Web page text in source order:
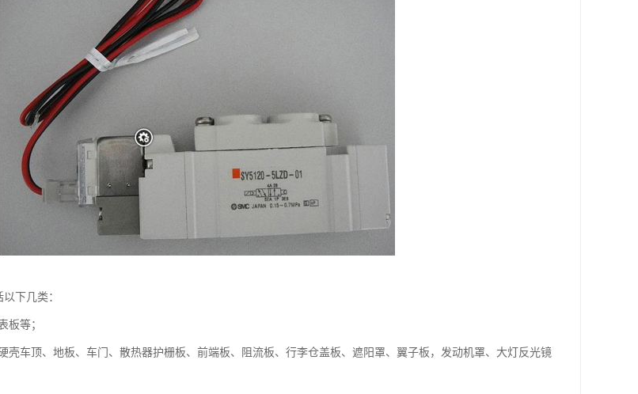
下几类：
表板等；
壳车顶、地板、车门、散热器护栅板、前端板、阻流板、行李仓盖板、遮阳罩、翼子板，发动机罩、大灯反光镜